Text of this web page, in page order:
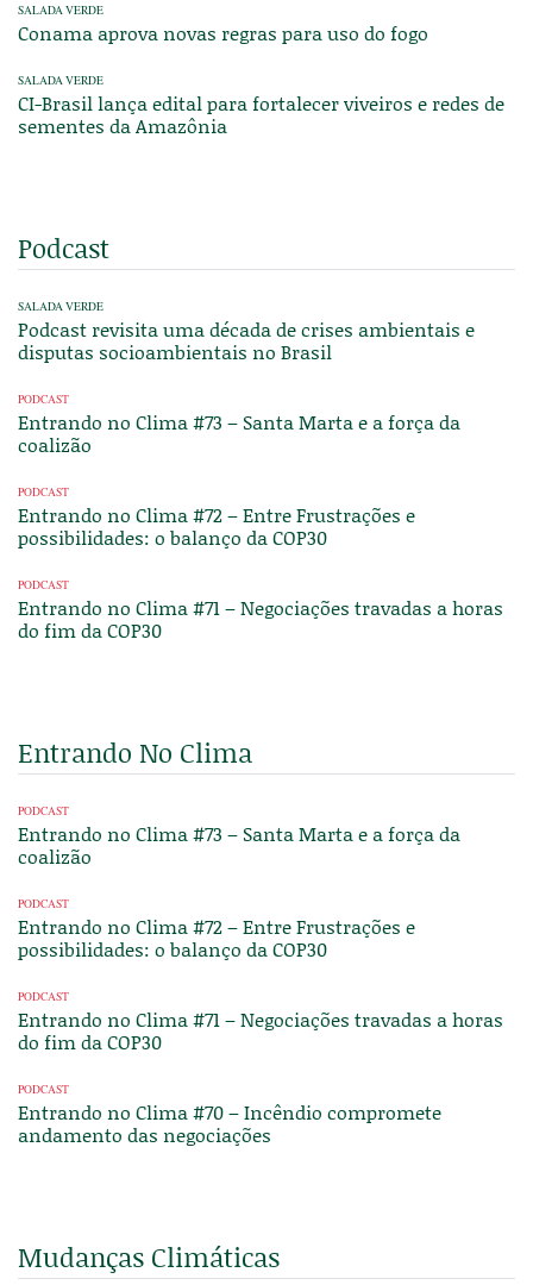
SALADA VERDE
Conama aprova novas regras para uso do fogo
SALADA VERDE
CI-Brasil lança edital para fortalecer viveiros e redes de
sementes da Amazônia
Podcast
SALADA VERDE
Podcast revisita uma década de crises ambientais e
disputas socioambientais no Brasil
PODCAST
Entrando no Clima #73 – Santa Marta e a força da
coalizão
PODCAST
Entrando no Clima #72 – Entre Frustrações e
possibilidades: o balanço da COP30
PODCAST
Entrando no Clima #71 – Negociações travadas a horas
do fim da COP30
Entrando No Clima
PODCAST
Entrando no Clima #73 – Santa Marta e a força da
coalizão
PODCAST
Entrando no Clima #72 – Entre Frustrações e
possibilidades: o balanço da COP30
PODCAST
Entrando no Clima #71 – Negociações travadas a horas
do fim da COP30
PODCAST
Entrando no Clima #70 – Incêndio compromete
andamento das negociações
Mudanças Climáticas